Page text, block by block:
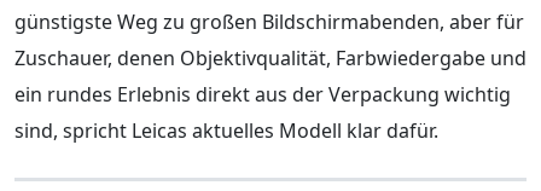
günstigste Weg zu großen Bildschirmabenden, aber für
Zuschauer, denen Objektivqualität, Farbwiedergabe und
ein rundes Erlebnis direkt aus der Verpackung wichtig
sind, spricht Leicas aktuelles Modell klar dafür.